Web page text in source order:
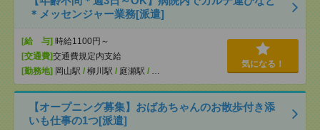
＊メッセンジャー業務[派遣]
[給 与] 時給1100円～
[交通費]交通費規定内支給
[勤務地] 岡山駅 / 柳川駅 / 庭瀬駅 / …
気になる！
【オープニング募集】おばあちゃんのお散歩付き添
いも仕事の1つ[派遣]